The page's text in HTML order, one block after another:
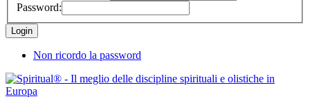
Password:
Non ricordo la password